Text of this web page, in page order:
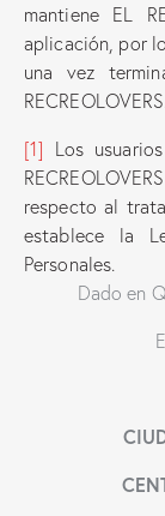
mantiene EL
aplicación, por
una vez
[1] Los
respecto al
establece la
Personales.
Dado en